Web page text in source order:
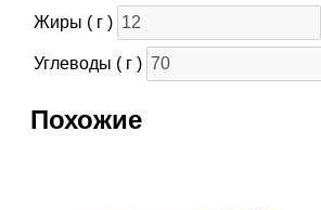
Жиры ( г )
Углеводы ( г )
Похожие